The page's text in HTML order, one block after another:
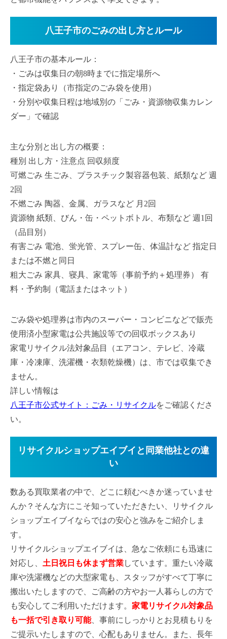
八王子市のごみの出し方とルール
八王子市の基本ルール：
・ごみは収集日の朝8時までに指定場所へ
・指定袋あり（市指定のごみ袋を使用）
・分別や収集日程は地域別の「ごみ・資源物収集カレン
ダー」で確認
主な分別と出し方の概要：
種別 出し方・注意点 回収頻度
可燃ごみ 生ごみ、プラスチック製容器包装、紙類など 週
2回
不燃ごみ 陶器、金属、ガラスなど 月2回
資源物 紙類、びん・缶・ペットボトル、布類など 週1回
（品目別）
有害ごみ 電池、蛍光管、スプレー缶、体温計など 指定日
または不燃と同日
粗大ごみ 家具、寝具、家電等（事前予約＋処理券） 有
料・予約制（電話またはネット）
ごみ袋や処理券は市内のスーパー・コンビニなどで販売
使用済小型家電は公共施設等での回収ボックスあり
家電リサイクル法対象品目（エアコン、テレビ、冷蔵
庫・冷凍庫、洗濯機・衣類乾燥機）は、市では収集でき
ません。
詳しい情報は
八王子市公式サイト：ごみ・リサイクルをご確認くださ
い。
リサイクルショップエイブイと同業他社との違
い
数ある買取業者の中で、どこに頼むべきか迷っていませ
んか？そんな方にこそ知っていただきたい、リサイクル
ショップエイブイならではの安心と強みをご紹介しま
す。
リサイクルショップエイブイは、急なご依頼にも迅速に
対応し、 土日祝日も休まず営業しています。重たい冷蔵
庫や洗濯機などの大型家電も、スタッフがすべて丁寧に
搬出いたしますので、ご高齢の方やお一人暮らしの方で
も安心してご利用いただけます。 家電リサイクル対象品
も一括で引き取り可能、事前にしっかりとお見積もりを
ご提示いたしますので、心配もありません。また、長年
お電話 WEB査定 LINE査定